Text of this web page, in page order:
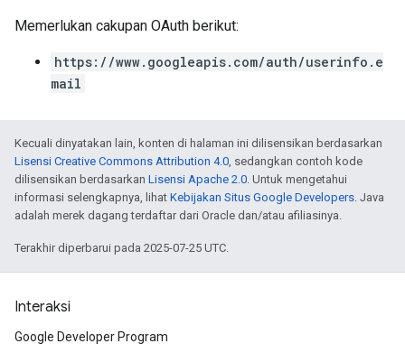
Memerlukan cakupan OAuth berikut:
https://www.googleapis.com/auth/userinfo.e
mail
Kecuali dinyatakan lain, konten di halaman ini dilisensikan berdasarkan
Lisensi Creative Commons Attribution 4.0, sedangkan contoh kode
dilisensikan berdasarkan Lisensi Apache 2.0. Untuk mengetahui
informasi selengkapnya, lihat Kebijakan Situs Google Developers. Java
adalah merek dagang terdaftar dari Oracle dan/atau afiliasinya.
Terakhir diperbarui pada 2025-07-25 UTC.
Interaksi
Google Developer Program